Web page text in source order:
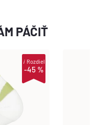
PÁČIŤ
-45 %
iRozdiel